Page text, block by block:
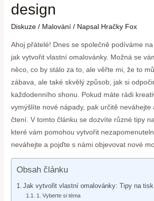
design
Diskuze / Malování/ Napsal Hračky Fox
Ahoj přátelé! Dnes se společně podíváme
jak vytvořit vlastní omalovánky. Možná se
něco, co by stálo za to, ale věřte mi, že to
zábava, ale také skvělý způsob, jak si
každodenního shonu. Pokud máte rádi
vymýšlíte nové nápady, pak určitě neváhejte
čtení. V tomto článku se dozvíte různé tipy
které vám pomohou vytvořit
neváhejte a pojďte s námi objevovat nové
Obsah článku
Jak vytvořit vlastní omalovánky: Tipy na
1. Vyberte si téma